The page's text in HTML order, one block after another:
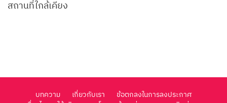
สถานที่ใกล้เคียง
บทความ เกี่ยวกับเรา
ข้อตกลงในการลงประกาศ